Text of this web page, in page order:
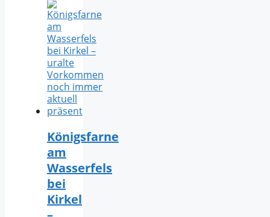
Königsfarne
am
Wasserfels
bei
Kirkel